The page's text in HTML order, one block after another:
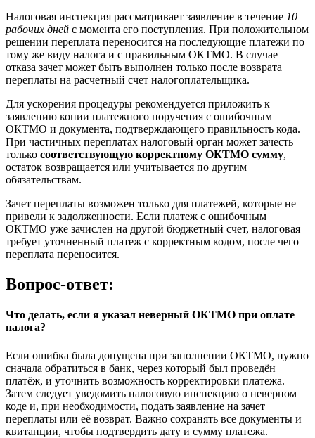
Налоговая инспекция рассматривает заявление в течение 10
рабочих дней с момента его поступления. При положительном
решении переплата переносится на последующие платежи по
тому же виду налога и с правильным ОКТМО. В случае
отказа зачет может быть выполнен только после возврата
переплаты на расчетный счет налогоплательщика.
Для ускорения процедуры рекомендуется приложить к
заявлению копии платежного поручения с ошибочным
ОКТМО и документа, подтверждающего правильность кода.
При частичных переплатах налоговый орган может зачесть
только соответствующую корректному ОКТМО сумму,
остаток возвращается или учитывается по другим
обязательствам.
Зачет переплаты возможен только для платежей, которые не
привели к задолженности. Если платеж с ошибочным
ОКТМО уже зачислен на другой бюджетный счет, налоговая
требует уточненный платеж с корректным кодом, после чего
переплата переносится.
Вопрос-ответ:
Что делать, если я указал неверный ОКТМО при оплате
налога?
Если ошибка была допущена при заполнении ОКТМО, нужно
сначала обратиться в банк, через который был проведён
платёж, и уточнить возможность корректировки платежа.
Затем следует уведомить налоговую инспекцию о неверном
коде и, при необходимости, подать заявление на зачет
переплаты или её возврат. Важно сохранять все документы и
квитанции, чтобы подтвердить дату и сумму платежа.